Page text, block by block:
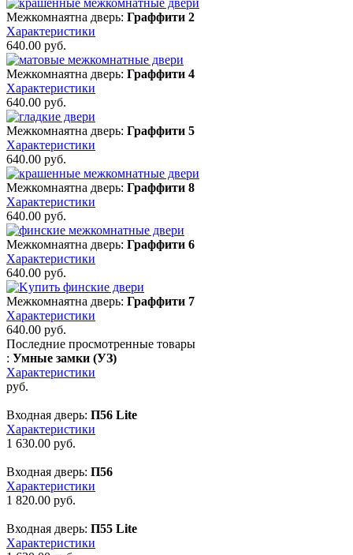
Межкомнаятна дверь: Граффити 2
Характеристики
640.00 руб.
Межкомнаятна дверь: Граффити 4
Характеристики
640.00 руб.
Межкомнаятна дверь: Граффити 5
Характеристики
640.00 руб.
Межкомнаятна дверь: Граффити 8
Характеристики
640.00 руб.
Межкомнаятна дверь: Граффити 6
Характеристики
640.00 руб.
Межкомнаятна дверь: Граффити 7
Характеристики
640.00 руб.
Последние просмотренные товары
: Умные замки (УЗ)
Характеристики
руб.
Входная дверь: П56 Lite
Характеристики
1 630.00 руб.
Входная дверь: П56
Характеристики
1 820.00 руб.
Входная дверь: П55 Lite
Характеристики